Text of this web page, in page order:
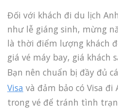
Đối với khách đi du lịch
như lễ giáng sinh, mừng
là thời điểm lượng khách
giá vé máy bay, giá khách
Bạn nên chuẩn bị đầy đủ
Visa và đảm bảo có Visa
trong vé để tránh tình